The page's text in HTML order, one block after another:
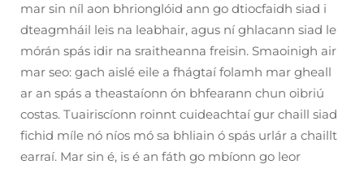
mar sin níl aon bhrionglóid ann go dtiocfaidh siad i
dteagmháil leis na leabhair, agus ní ghlacann siad le
mórán spás idir na sraitheanna freisin. Smaoinigh air
mar seo: gach aislé eile a fhágtaí folamh mar gheall
ar an spás a theastaíonn ón bhfearann chun oibriú
costas. Tuairiscíonn roinnt cuideachtaí gur chaill siad
fichid míle nó níos mó sa bhliain ó spás urlár a chaillt
earraí. Mar sin é, is é an fáth go mbíonn go leor